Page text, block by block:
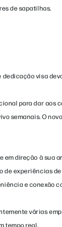
de sapatilhas.
visa
para dar aos
semanais. O
em direção à sua
de experiências
e conexão
várias
tempo real.